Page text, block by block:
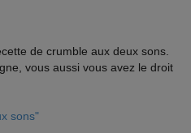
de crumble aux deux sons.
vous aussi vous avez le droit
sons"